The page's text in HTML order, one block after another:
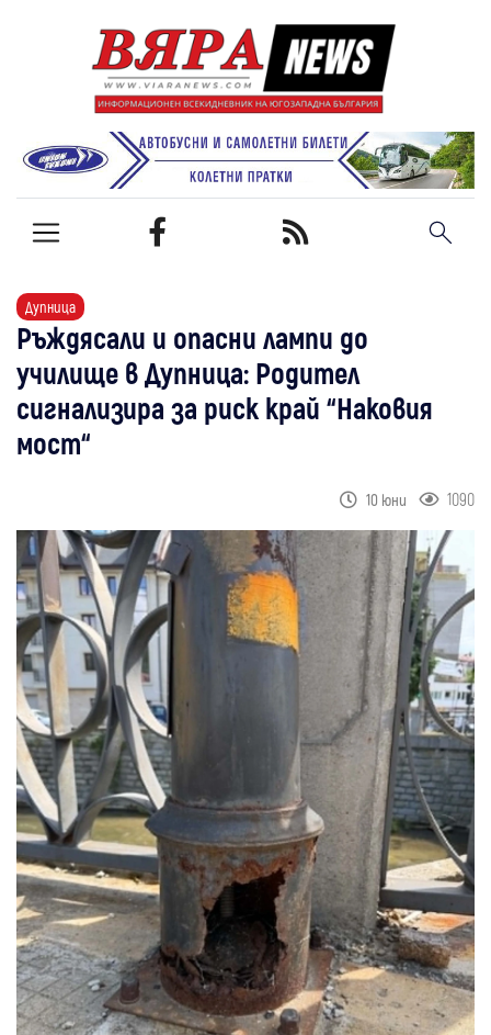
Дупница
Ръждясали и опасни лампи до
училище в Дупница: Родител
сигнализира за риск край “Наковия
мост“
10 юни 1090